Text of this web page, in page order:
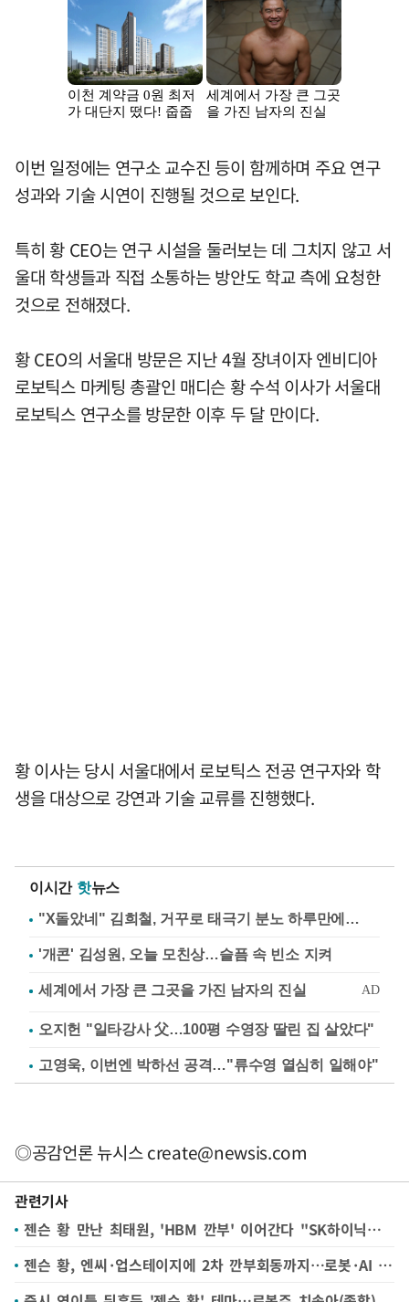
이번 일정에는 연구소 교수진 등이 함께하며 주요 연구
성과와 기술 시연이 진행될 것으로 보인다.
특히 황 CEO는 연구 시설을 둘러보는 데 그치지 않고 서
울대 학생들과 직접 소통하는 방안도 학교 측에 요청한
것으로 전해졌다.
황 CEO의 서울대 방문은 지난 4월 장녀이자 엔비디아
로보틱스 마케팅 총괄인 매디슨 황 수석 이사가 서울대
로보틱스 연구소를 방문한 이후 두 달 만이다.
황 이사는 당시 서울대에서 로보틱스 전공 연구자와 학
생을 대상으로 강연과 기술 교류를 진행했다.
이시간 핫뉴스
"X돌았네" 김희철, 거꾸로 태극기 분노 하루만에…
'개콘' 김성원, 오늘 모친상…슬픔 속 빈소 지켜
오지헌 "일타강사 父…100평 수영장 딸린 집 살았다"
고영욱, 이번엔 박하선 공격…"류수영 열심히 일해야"
◎공감언론 뉴시스create@newsis.com
관련기사
젠슨 황 만난 최태원, 'HBM 깐부' 이어간다 "SK하이닉스 웨이퍼 생산력 5년내 2배로↑"
젠슨 황, 엔씨·업스테이지에 2차 깐부회동까지…로봇·AI 협력 '광폭 행보'